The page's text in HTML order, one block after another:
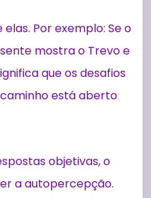
Por exemplo: Se o
mostra o Trevo e
que os desafios
está aberto
objetivas, o
a autopercepção.